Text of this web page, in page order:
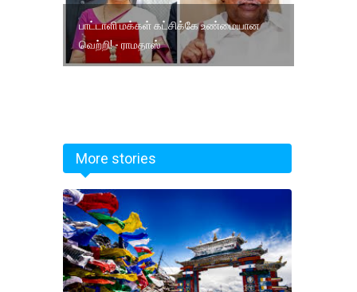
பாட்டாளி மக்கள் கட்சிக்கே உண்மையான
வெற்றி! - ராமதாஸ்
More stories